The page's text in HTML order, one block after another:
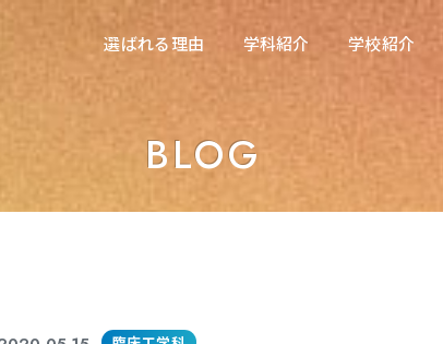
選ばれる理由 学科紹介 学校紹介
選ばれる理由 学科紹介 学校紹介
東海医療科学専門
東海歯科医療専門
BLOG